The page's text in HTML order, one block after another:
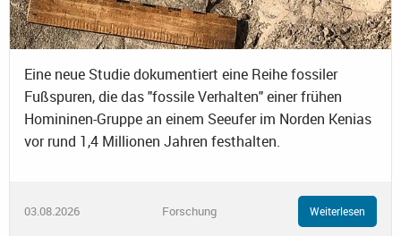
Eine neue Studie dokumentiert eine Reihe fossiler
Fußspuren, die das "fossile Verhalten" einer frühen
Homininen-Gruppe an einem Seeufer im Norden Kenias
vor rund 1,4 Millionen Jahren festhalten.
03.08.2026 Forschung Weiterlesen